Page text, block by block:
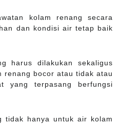
kolam renang secara
dan kondisi air tetap baik
harus dilakukan sekaligus
renang bocor atau tidak atau
yang terpasang berfungsi
tidak hanya untuk air kolam